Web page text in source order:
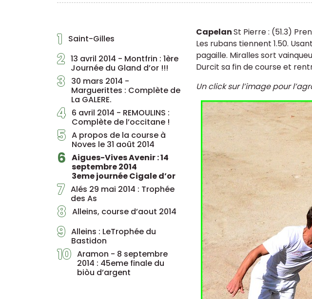
1 Saint-Gilles
2 13 avril 2014 - Montfrin : 1ère
Journée du Gland d’or !!!
3
30 mars 2014 -
Marguerittes : Complète de
La GALERE.
4 6 avril 2014 - REMOULINS :
Complète de l’occitane !
5 A propos de la course à
Noves le 31 août 2014
6 Aigues-Vives Avenir : 14
septembre 2014
3eme journée Cigale d’or
7 Alés 29 mai 2014 : Trophée
des As
8 Alleins, course d’aout 2014
9 Alleins : LeTrophée du
Bastidon
10 Aramon - 8 septembre
2014 : 45eme finale du
biòu d’argent
CapelanSt Pierre : (51.3)
Les rubans tiennent 1.50.
pagaille. Miralles sort
Durcit sa fin de course et
Un click sur l’image pour